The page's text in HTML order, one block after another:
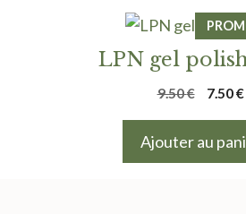
LPN gel
9.50€
Le
7.50€
Ajouter au